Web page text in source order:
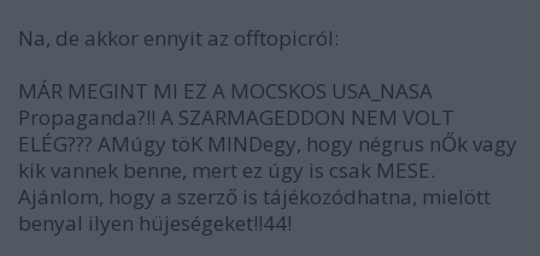
Na, de akkor ennyit az offtopicról:
MÁR MEGINT MI EZ A MOCSKOS USA_NASA
Propaganda?!! A SZARMAGEDDON NEM VOLT
ELÉG??? AMúgy töK MINDegy, hogy négrus nŐk vagy
kik vannek benne, mert ez úgy is csak MESE.
Ajánlom, hogy a szerző is tájékozódhatna, mielött
benyal ilyen hüjeségeket!!44!